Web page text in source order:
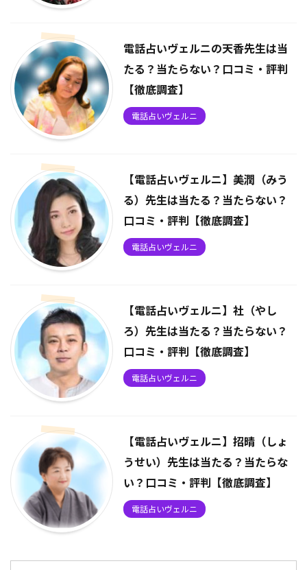
電話占いヴェルニの天香先生は当
たる？当たらない？口コミ・評判
【徹底調査】
電話占いヴェルニ
【電話占いヴェルニ】美潤（みう
る）先生は当たる？当たらない？
口コミ・評判【徹底調査】
電話占いヴェルニ
【電話占いヴェルニ】社（やし
ろ）先生は当たる？当たらない？
口コミ・評判【徹底調査】
電話占いヴェルニ
【電話占いヴェルニ】招晴（しょ
うせい）先生は当たる？当たらな
い？口コミ・評判【徹底調査】
電話占いヴェルニ